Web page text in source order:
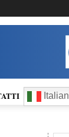
Italian